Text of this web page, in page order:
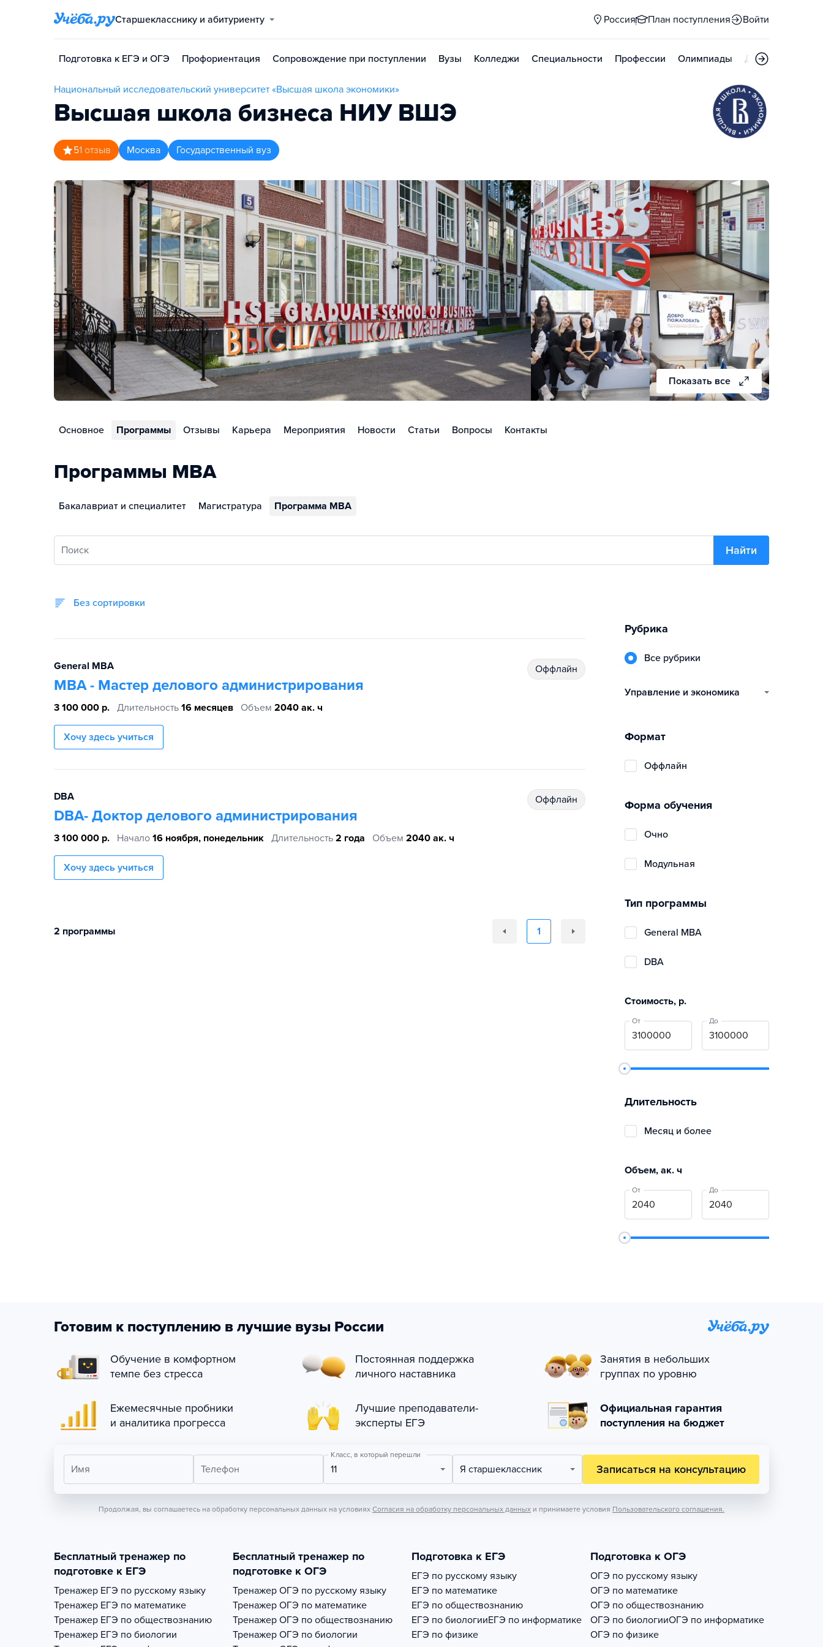
Старшекласснику и абитуриенту Россия План поступления Войти
Подготовка к ЕГЭ и ОГЭ Профориентация Сопровождение при поступлении Вузы Колледжи Специальности Профессии Олимпиады Дни открытых
Национальный исследовательский университет «Высшая школа экономики»
Высшая школа бизнеса НИУ ВШЭ
51 отзыв Москва Государственный вуз
Показать все
Основное Программы Отзывы Карьера Мероприятия Новости Статьи Вопросы Контакты
Программы MBA
Бакалавриат и специалитет Магистратура Программа MBA
Поиск Найти
Без сортировки
General MBA
МВА - Мастер делового администрирования
3 100 000 р. Длительность 16 месяцев Объем 2040 ак. ч
Хочу здесь учиться
Оффлайн
DBA
DBA- Доктор делового администрирования
3 100 000 р. Начало 16 ноября, понедельник Длительность 2 года Объем 2040 ак. ч
Хочу здесь учиться
Оффлайн
2 программы 1
Рубрика
Все рубрики
управление и экономика
Формат
Оффлайн
Форма обучения
очно
модульная
Тип программы
General MBA
DBA
Стоимость, р.
От До
Длительность
Месяц и более
Объем, ак. ч
От До
Готовим к поступлению в лучшие вузы России
Обучение в комфортном
темпе без стресса
Постоянная поддержка
личного наставника
Занятия в небольших
группах по уровню
Ежемесячные пробники
и аналитика прогресса
Лучшие преподаватели-
эксперты ЕГЭ
Официальная гарантия
поступления на бюджет
Имя Телефон
Класс, в который перешли
11 Я старшеклассник Записаться на консультацию
Продолжая, вы соглашаетесь на обработку персональных данных на условиях Согласия на обработку персональных данных и принимаете условия Пользовательского соглашения.
Бесплатный тренажер по
подготовке к ЕГЭ
Тренажер ЕГЭ по русскому языку
Тренажер ЕГЭ по математике
Тренажер ЕГЭ по обществознанию
Тренажер ЕГЭ по биологии
Бесплатный тренажер по
подготовке к ОГЭ
Тренажер ОГЭ по русскому языку
Тренажер ОГЭ по математике
Тренажер ОГЭ по обществознанию
Тренажер ОГЭ по биологии
Подготовка к ЕГЭ
ЕГЭ по русскому языку
ЕГЭ по математике
ЕГЭ по обществознанию
ЕГЭ по биологииЕГЭ по информатике
ЕГЭ по физике
Подготовка к ОГЭ
ОГЭ по русскому языку
ОГЭ по математике
ОГЭ по обществознанию
ОГЭ по биологииОГЭ по информатике
ОГЭ по физике